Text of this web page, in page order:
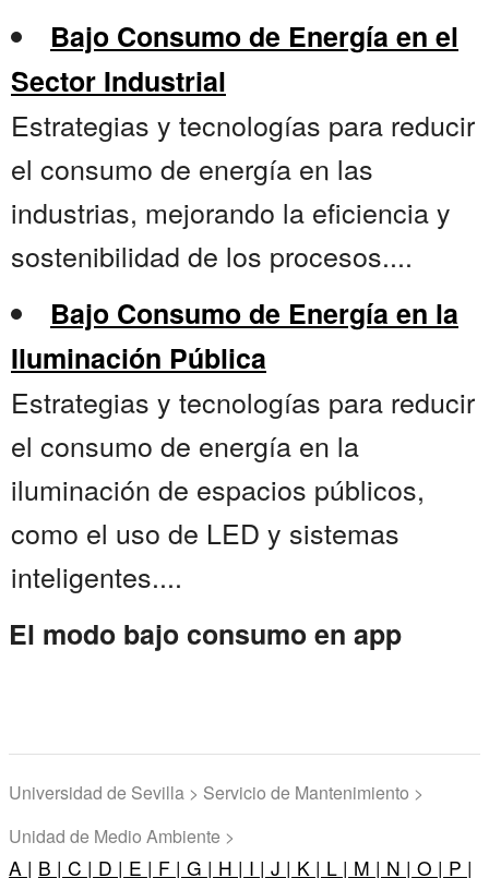
Bajo Consumo de Energía en el
Sector Industrial
Estrategias y tecnologías para reducir
el consumo de energía en las
industrias, mejorando la eficiencia y
sostenibilidad de los procesos....
Bajo Consumo de Energía en la
Iluminación Pública
Estrategias y tecnologías para reducir
el consumo de energía en la
iluminación de espacios públicos,
como el uso de LED y sistemas
inteligentes....
El modo bajo consumo en app
Universidad de Sevilla > Servicio de Mantenimiento >
Unidad de Medio Ambiente >
A | B | C | D | E | F | G | H | I | J | K | L | M | N | O | P |